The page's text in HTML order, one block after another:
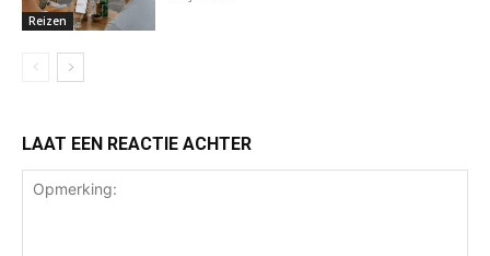
Reizen
LAAT EEN REACTIE ACHTER